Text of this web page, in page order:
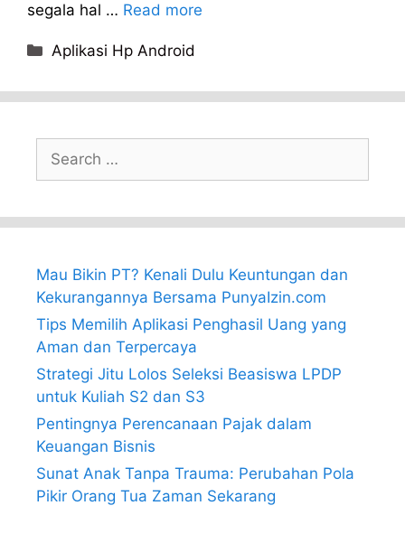
segala hal … Read more
Categories
Aplikasi Hp Android
Search
for:
Mau Bikin PT? Kenali Dulu Keuntungan dan
Kekurangannya Bersama PunyaIzin.com
Tips Memilih Aplikasi Penghasil Uang yang
Aman dan Terpercaya
Strategi Jitu Lolos Seleksi Beasiswa LPDP
untuk Kuliah S2 dan S3
Pentingnya Perencanaan Pajak dalam
Keuangan Bisnis
Sunat Anak Tanpa Trauma: Perubahan Pola
Pikir Orang Tua Zaman Sekarang